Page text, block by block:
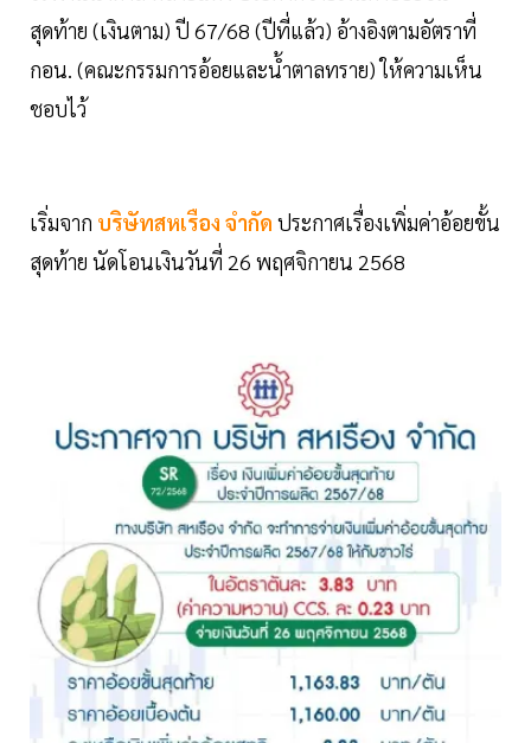
สุดท้าย (เงินตาม) ปี 67/68 (ปีที่แล้ว) อ้างอิงตามอัตราที่
กอน. (คณะกรรมการอ้อยและน้ำตาลทราย) ให้ความเห็น
ชอบไว้
เริ่มจาก บริษัทสหเรือง จำกัด ประกาศเรื่องเพิ่มค่าอ้อยขั้น
สุดท้าย นัดโอนเงินวันที่ 26 พฤศจิกายน 2568